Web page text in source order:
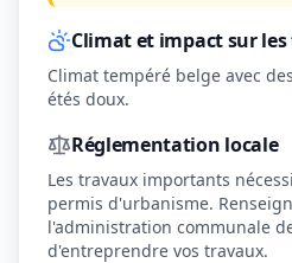
Climat et impact sur
Climat tempéré belge avec
étés doux.
Réglementation locale
Les travaux importants
permis d'urbanisme.
l'administration communale
d'entreprendre vos travaux.